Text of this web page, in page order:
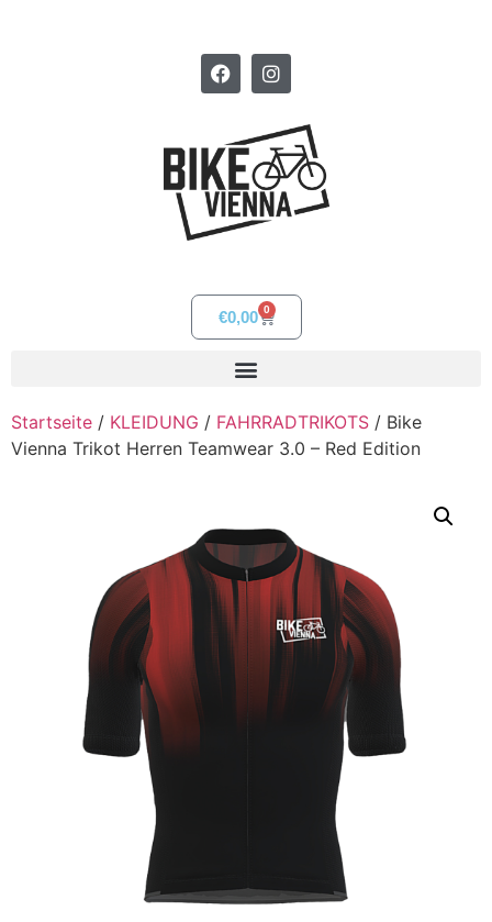
€0,00 0
Startseite / KLEIDUNG / FAHRRADTRIKOTS / Bike
Vienna Trikot Herren Teamwear 3.0 – Red Edition